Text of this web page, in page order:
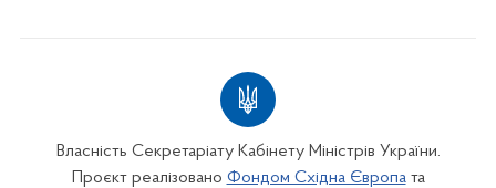
Власність Секретаріату Кабінету Міністрів України.
Проєкт реалізовано Фондом Східна Європата